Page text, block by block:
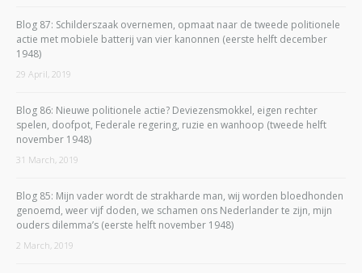
Blog 87: Schilderszaak overnemen, opmaat naar de tweede politionele
actie met mobiele batterij van vier kanonnen (eerste helft december
1948)
29 April, 2019
Blog 86: Nieuwe politionele actie? Deviezensmokkel, eigen rechter
spelen, doofpot, Federale regering, ruzie en wanhoop (tweede helft
november 1948)
31 March, 2019
Blog 85: Mijn vader wordt de strakharde man, wij worden bloedhonden
genoemd, weer vijf doden, we schamen ons Nederlander te zijn, mijn
ouders dilemma’s (eerste helft november 1948)
2 March, 2019